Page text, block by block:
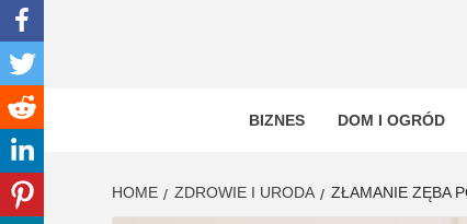
BIZNES DOM I OGRÓD
HOME ZDROWIE I URODA ZŁAMANIE ZĘBA